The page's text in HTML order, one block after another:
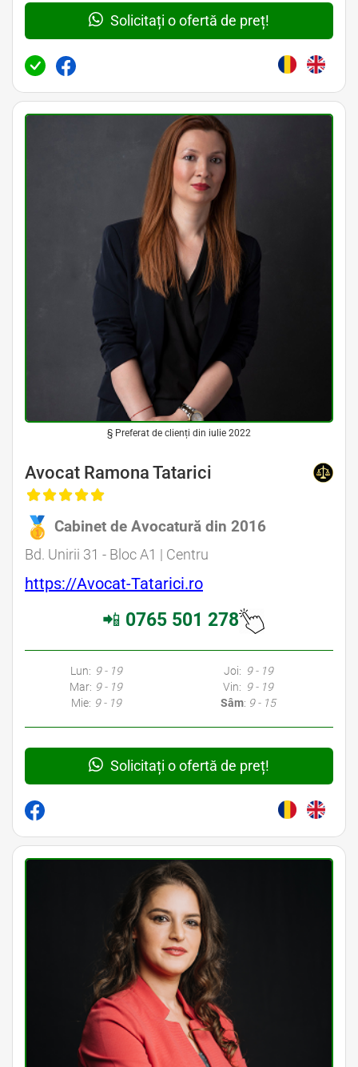
Solicitați o ofertă de preț!
§ Preferat de clienți din iulie 2022
Avocat Ramona Tatarici
Cabinet de Avocatură din 2016
Bd. Unirii 31 - Bloc A1 | Centru
https://Avocat-Tatarici.ro
📲 0765 501 278
Lun: 9 - 19
Mar: 9 - 19
Mie: 9 - 19
Joi: 9 - 19
Vin: 9 - 19
Sâm: 9 - 15
Solicitați o ofertă de preț!